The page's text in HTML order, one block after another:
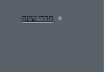
חדרי שינה